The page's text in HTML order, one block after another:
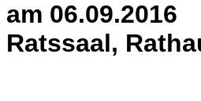
am 06.09.2016
Ratssaal,